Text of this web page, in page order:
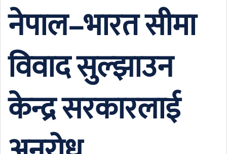
नेपाल–भारत सीमा
विवाद सुल्झाउन
केन्द्र सरकारलाई